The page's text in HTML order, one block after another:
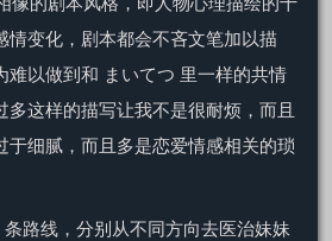
情变化，剧本都会不吝文笔加以描
难以做到和 まいてつ 里一样的共情
多这样的描写让我不是很耐烦，而且
于细腻，而且多是恋爱情感相关的琐
路线，分别从不同方向去医治妹妹